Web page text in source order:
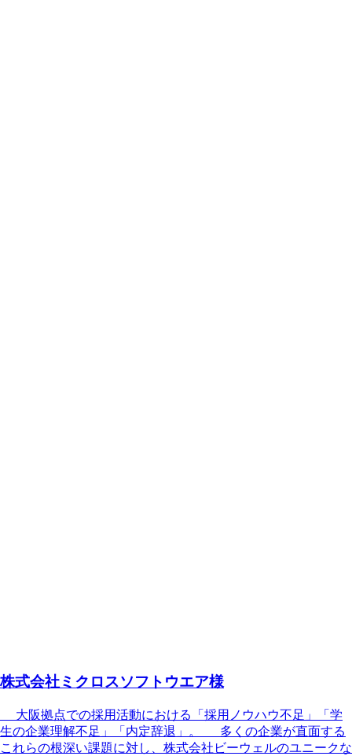
株式会社ミクロスソフトウエア様
大阪拠点での採用活動における「採用ノウハウ不足」「学
生の企業理解不足」「内定辞退」。 多くの企業が直面する
これらの根深い課題に対し、株式会社ビーウェルのユニークな